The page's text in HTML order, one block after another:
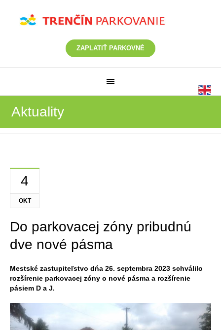
ZAPLATIŤ PARKOVNÉ
Aktuality
4
OKT
Do parkovacej zóny pribudnú
dve nové pásma
Mestské zastupiteľstvo dńa 26. septembra 2023 schválilo
rozšírenie parkovacej zóny o nové pásma a rozšírenie
pásiem D a J.